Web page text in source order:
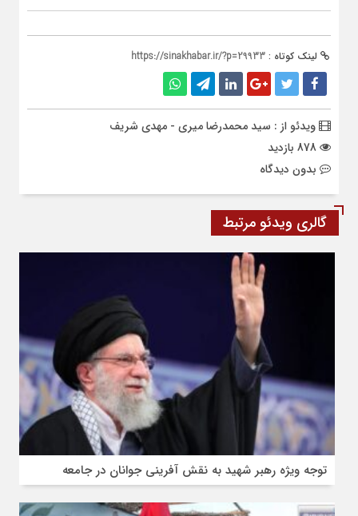
لینک کوتاه : https://sinakhabar.ir/?p=29933
ویدئو از : سید محمدرضا میری - مهدی شریف
بدون دیدگاه
گالری ویدئو مرتبط
توجه ویژه رهبر شهید به نقش آفرینی جوانان در جامعه